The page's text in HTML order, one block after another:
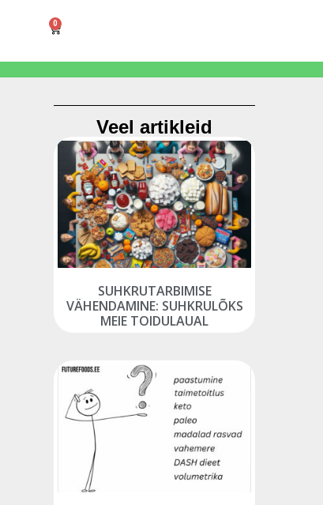
0
Veel artikleid
SUHKRUTARBIMISE
VÄHENDAMINE: SUHKRULÕKS
MEIE TOIDULAUAL